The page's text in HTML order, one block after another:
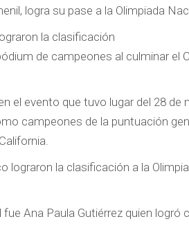
logra su pase a la Olimpiada
la clasificación
de campeones al culminar el
el evento que tuvo lugar del 28 de
campeones de la puntuación
lograron la clasificación a la
Ana Paula Gutiérrez quien logró